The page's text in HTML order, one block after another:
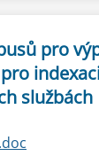
pro
službách